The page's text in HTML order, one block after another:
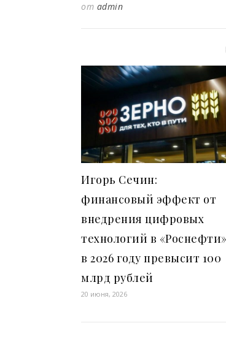
от admin
Игорь Сечин:
финансовый эффект от
внедрения цифровых
технологий в «Роснефти»
в 2026 году превысит 100
млрд рублей
20 июня, 2026